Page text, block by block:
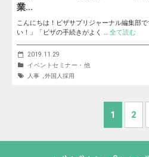
業…
こんにちは！ビザサプリジャーナル編集部
い！」「ビザの手続きがよく … 全て読む
2019.11.29
イベントセミナー・他
人事
外国人採用
1 2